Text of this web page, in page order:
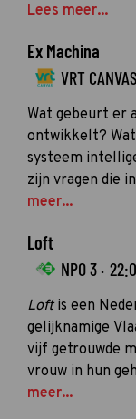
Lees meer...
Ex Machina
VRT
Wat gebeurt er
ontwikkelt? Wat
systeem
zijn vragen die in
meer...
Loft
NPO 3 ·
Loft is een
gelijknamige
vijf getrouwde
vrouw in hun
meer...